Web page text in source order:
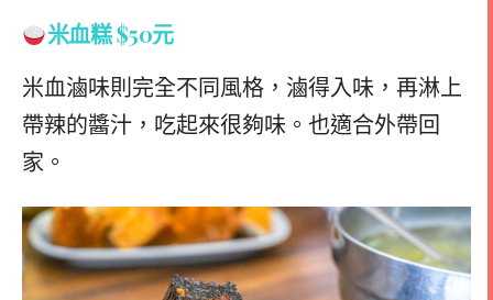
米血糕 $50元
米血滷味則完全不同風格，滷得入味，再淋上
帶辣的醬汁，吃起來很夠味。也適合外帶回
家。